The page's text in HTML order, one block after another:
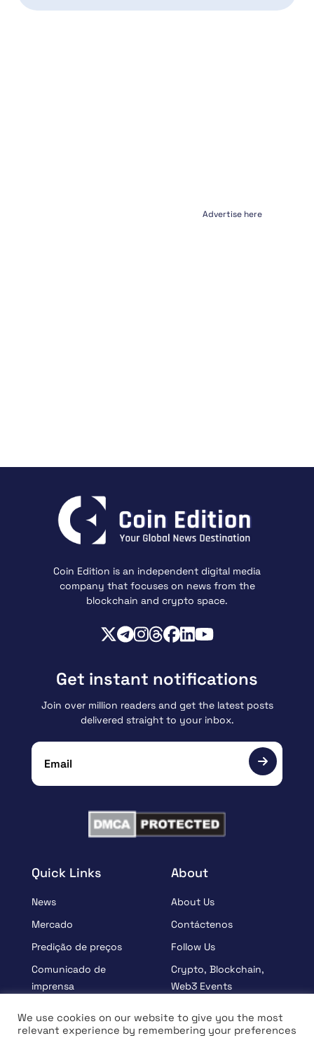
Advertise here
Coin Edition is an independent digital media
company that focuses on news from the
blockchain and crypto space.
Quick Links
News
Mercado
Predição de preços
Comunicado de
imprensa
Aprender
About
About Us
Contáctenos
Follow Us
Crypto, Blockchain,
Web3 Events
Terms And Condition
Get instant notifications
Join over million readers and get the latest posts
delivered straight to your inbox.
We use cookies on our website to give you the most
relevant experience by remembering your preferences